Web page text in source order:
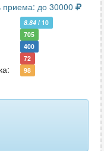
приема: до 30000
8.84 / 10
705
400
72
98